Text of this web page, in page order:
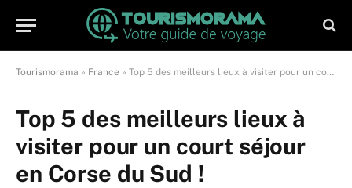
Tourismorama » France » Top 5 des meilleurs lieux à visiter pour un court séjour en Corse du Sud !
Top 5 des meilleurs lieux à
visiter pour un court séjour
en Corse du Sud !